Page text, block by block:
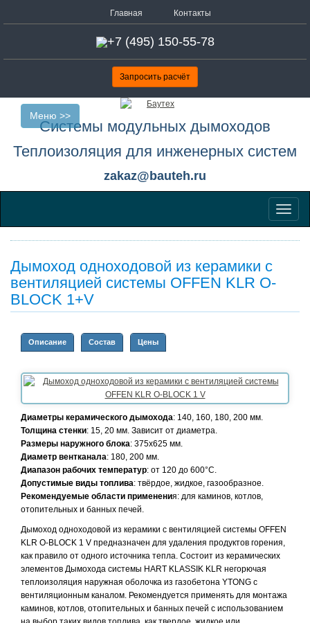
Главная Контакты
+7 (495) 150-55-78
Запросить расчёт
Системы модульных дымоходов
Теплоизоляция для инженерных систем
zakaz@bauteh.ru
Меню
Меню >>
Дымоход одноходовой из керамики с
вентиляцией системы OFFEN KLR О-
BLOCK 1+V
Описание Состав Цены
Диаметры керамического дымохода: 140, 160, 180, 200 мм.
Толщина стенки: 15, 20 мм. Зависит от диаметра.
Размеры наружного блока: 375x625 мм.
Диаметр вентканала: 180, 200 мм.
Диапазон рабочих температур: от 120 до 600°С.
Допустимые виды топлива: твёрдое, жидкое, газообразное.
Рекомендуемые области применения: для каминов, котлов,
отопительных и банных печей.
Дымоход одноходовой из керамики с вентиляцией системы OFFEN
KLR О-BLOCK 1 V предназначен для удаления продуктов горения,
как правило от одного источника тепла. Состоит из керамических
элементов Дымохода системы HART KLASSIK KLR негорючая
теплоизоляция наружная оболочка из газобетона YTONG с
вентиляционным каналом. Рекомендуется применять для монтажа
каминов, котлов, отопительных и банных печей с использованием